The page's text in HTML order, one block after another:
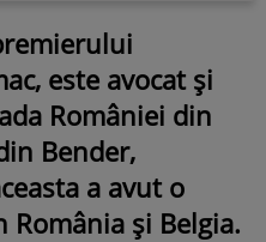
este avocat și
României din
Bender,
a avut o
România și Belgia.